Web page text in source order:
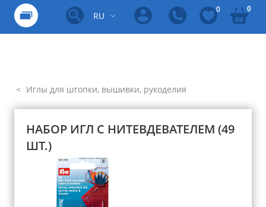
RU
0 0
Иглы для штопки, вышивки, рукоделия
НАБОР ИГЛ С НИТЕВДЕВАТЕЛЕМ (49
ШТ.)